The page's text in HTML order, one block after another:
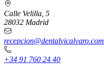
Calle Velilla, 5
28032 Madrid
recepcion@dentalvicalvaro.com
+34 91 760 24 40